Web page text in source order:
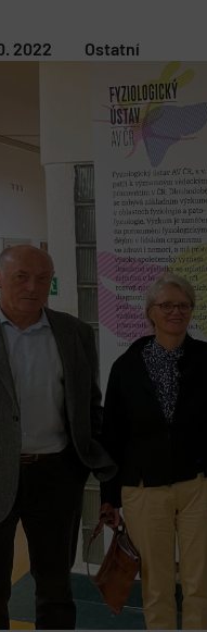
2022 Ostatní